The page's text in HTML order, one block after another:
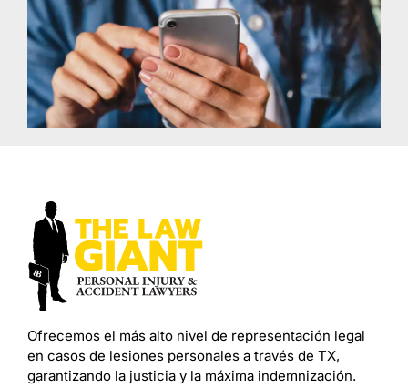
Ofrecemos el más alto nivel de representación legal
en casos de lesiones personales a través de TX,
garantizando la justicia y la máxima indemnización.